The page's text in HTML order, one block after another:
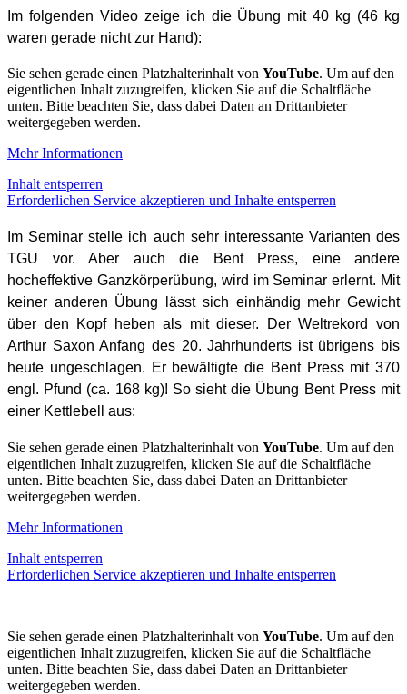
Im folgenden Video zeige ich die Übung mit 40 kg (46 kg
waren gerade nicht zur Hand):
Sie sehen gerade einen Platzhalterinhalt von YouTube. Um auf den
eigentlichen Inhalt zuzugreifen, klicken Sie auf die Schaltfläche
unten. Bitte beachten Sie, dass dabei Daten an Drittanbieter
weitergegeben werden.
Mehr Informationen
Inhalt entsperren
Erforderlichen Service akzeptieren und Inhalte entsperren
Im Seminar stelle ich auch sehr interessante Varianten des
TGU vor. Aber auch die Bent Press, eine andere
hocheffektive Ganzkörperübung, wird im Seminar erlernt. Mit
keiner anderen Übung lässt sich einhändig mehr Gewicht
über den Kopf heben als mit dieser. Der Weltrekord von
Arthur Saxon Anfang des 20. Jahrhunderts ist übrigens bis
heute ungeschlagen. Er bewältigte die Bent Press mit 370
engl. Pfund (ca. 168 kg)! So sieht die Übung Bent Press mit
einer Kettlebell aus:
Sie sehen gerade einen Platzhalterinhalt von YouTube. Um auf den
eigentlichen Inhalt zuzugreifen, klicken Sie auf die Schaltfläche
unten. Bitte beachten Sie, dass dabei Daten an Drittanbieter
weitergegeben werden.
Mehr Informationen
Inhalt entsperren
Erforderlichen Service akzeptieren und Inhalte entsperren
Sie sehen gerade einen Platzhalterinhalt von YouTube. Um auf den
eigentlichen Inhalt zuzugreifen, klicken Sie auf die Schaltfläche
unten. Bitte beachten Sie, dass dabei Daten an Drittanbieter
weitergegeben werden.